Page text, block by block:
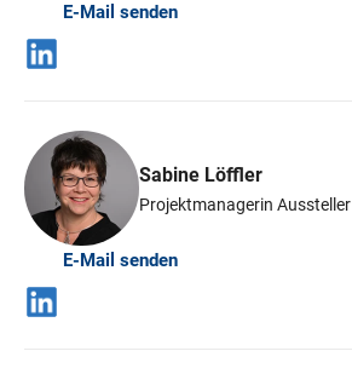
E-Mail senden
Sabine Löffler
Projektmanagerin Aussteller
E-Mail senden